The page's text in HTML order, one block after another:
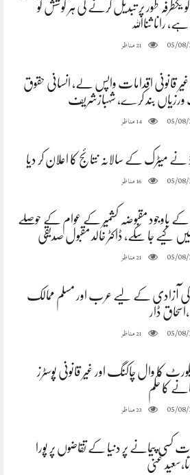
یکطرفہ طور پر تبدیل کرنے کی ہر کوشش کو
ہے، رانا ثنااللہ
05/
21مناظر
قانونی اقدامات واپس لے، انسانی حقوق
ورزیاں بند کرے، شہبازشریف
05/
14مناظر
نے میٹرک کے سالانہ نتائج کا اعلان کر دیا
05/
16مناظر
کے باوجود مقبوضہ کشمیر کے عوام کے حوصلے
کیے جا سکے، ڈاکٹر خالد مقبول صدیقی
05/
21مناظر
کی آزادی کے لیے عرب اور مسلم ممالک
ڈار
05/
21مناظر
کا وال چاکنگ اور غیر قانونی پوسٹرز
کا حکم
05/
23مناظر
کسی پیمانے پر دنیا کے تقاضوں پر پورا
غنی